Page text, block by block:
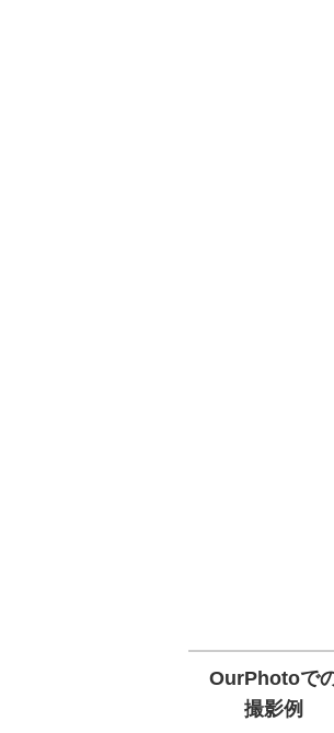
OurPhotoで
撮影例